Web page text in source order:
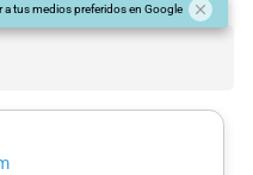
a tus medios preferidos en Google